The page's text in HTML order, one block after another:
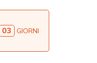
03 GIORNI